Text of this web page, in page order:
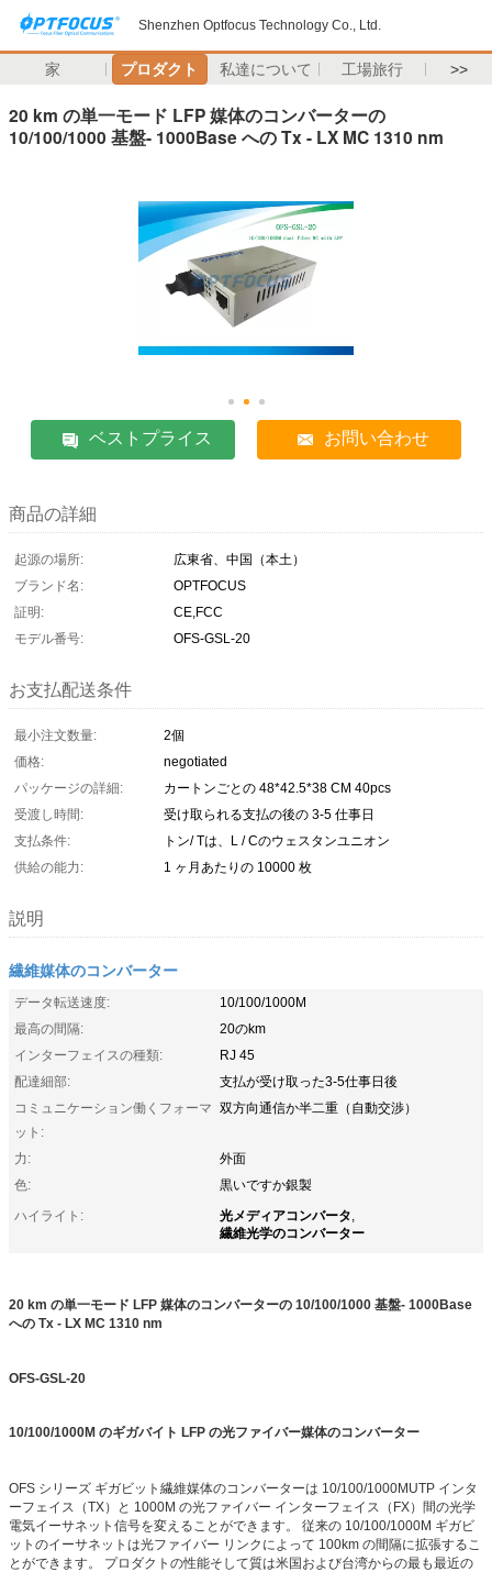
Shenzhen Optfocus Technology Co., Ltd.
家 プロダクト 私達について 工場旅行 >>
20 km の単一モード LFP 媒体のコンバーターの
10/100/1000 基盤- 1000Base への Tx - LX MC 1310 nm
ベストプライス お問い合わせ
商品の詳細
起源の場所:
広東省、中国（本土）
ブランド名:
OPTFOCUS
証明:
CE,FCC
モデル番号:
OFS-GSL-20
お支払配送条件
最小注文数量:
2個
価格:
negotiated
パッケージの詳細:
カートンごとの 48*42.5*38 CM 40pcs
受渡し時間:
受け取られる支払の後の 3-5 仕事日
支払条件:
トン/ Tは、L / Cのウェスタンユニオン
供給の能力:
1 ヶ月あたりの 10000 枚
説明
繊維媒体のコンバーター
データ転送速度:
10/100/1000M
最高の間隔:
20のkm
インターフェイスの種類:
RJ 45
配達細部:
支払が受け取った3-5仕事日後
コミュニケーション働くフォーマ
ット:
双方向通信か半二重（自動交渉）
力:
外面
色:
黒いですか銀製
ハイライト:
光メディアコンバータ,
繊維光学のコンバーター
20 km の単一モード LFP 媒体のコンバーターの 10/100/1000 基盤- 1000Base
への Tx - LX MC 1310 nm
OFS-GSL-20
10/100/1000M のギガバイト LFP の光ファイバー媒体のコンバーター
OFS シリーズ ギガビット繊維媒体のコンバーターは 10/100/1000MUTP インタ
ーフェイス（TX）と 1000M の光ファイバー インターフェイス（FX）間の光学
電気イーサネット信号を変えることができます。 従来の 10/100/1000M ギガビ
ットのイーサネットは光ファイバー リンクによって 100km の間隔に拡張するこ
とができます。 プロダクトの性能そして質は米国および台湾からの最も最近の